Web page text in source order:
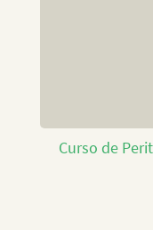
Curso de